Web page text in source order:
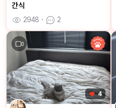
간식
2948 ㆍ 2
4